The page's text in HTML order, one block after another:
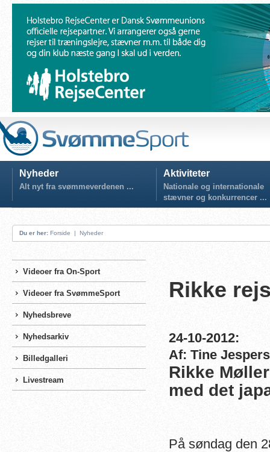
Nyheder
Alt nyt fra svømmeverdenen ...
Aktiviteter
Nationale og internationale
stævner og konkurrencer ...
Du er her: Forside | Nyheder
Videoer fra On-Sport
Videoer fra SvømmeSport
Nyhedsbreve
Nyhedsarkiv
Billedgalleri
Livestream
Rikke
24-10-2012:
Af: Tine
Rikke
med det
På søndag den